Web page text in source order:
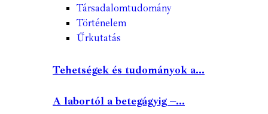
Társadalomtudomány
Történelem
Űrkutatás
Tehetségek és tudományok a...
A labortól a betegágyig –...